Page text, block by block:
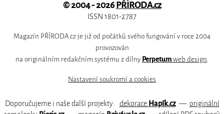
© 2004 - 2026PŘÍRODA.cz
ISSN 1801-2787
Magazín PŘÍRODA.cz je již od počátků svého fungování v roce 2004
provozován
na originálním redakčním systému z dílny Perpetum web design.
Nastavení soukromí a cookies
Doporučujeme i naše další projekty: dekorace Hapík.cz— originální